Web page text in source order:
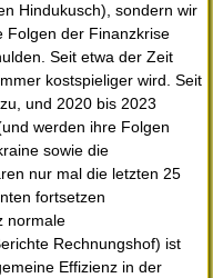
Hindukusch), sondern wir
Folgen der Finanzkrise
Seit etwa der Zeit
kostspieliger wird. Seit
und 2020 bis 2023
werden ihre Folgen
sowie die
nur mal die letzten 25
fortsetzen
normale
Rechnungshof) ist
Effizienz in der